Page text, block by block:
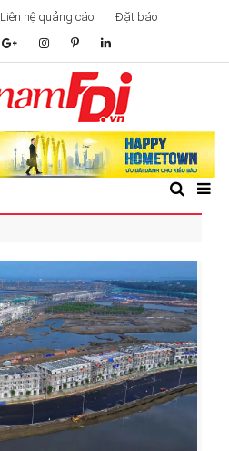
Liên hệ quảng cáo Đặt báo